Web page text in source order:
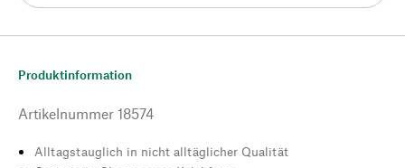
Produktinformation
Artikelnummer 18574
Alltagstauglich in nicht alltäglicher Qualität